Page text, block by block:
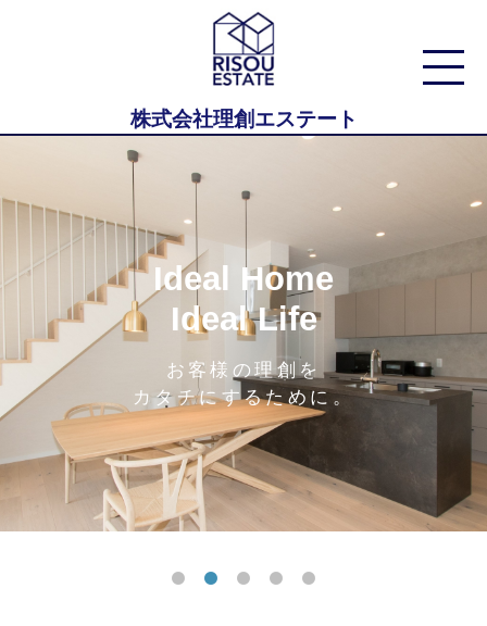
株式会社理創エステート
Ideal Home
Ideal Life
お客様の理創を
カタチにするために。